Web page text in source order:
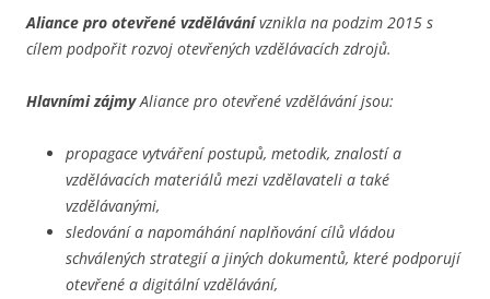
Aliance pro otevřené vzdělávánívznikla na podzim 2015 s
cílem podpořit rozvoj otevřených vzdělávacích zdrojů.
Hlavními zájmyAliance pro otevřené vzdělávání jsou:
propagace vytváření postupů, metodik, znalostí a
vzdělávacích materiálů mezi vzdělavateli a také
vzdělávanými,
sledování a napomáhání naplňování cílů vládou
schválených strategií a jiných dokumentů, které podporují
otevřené a digitální vzdělávání,